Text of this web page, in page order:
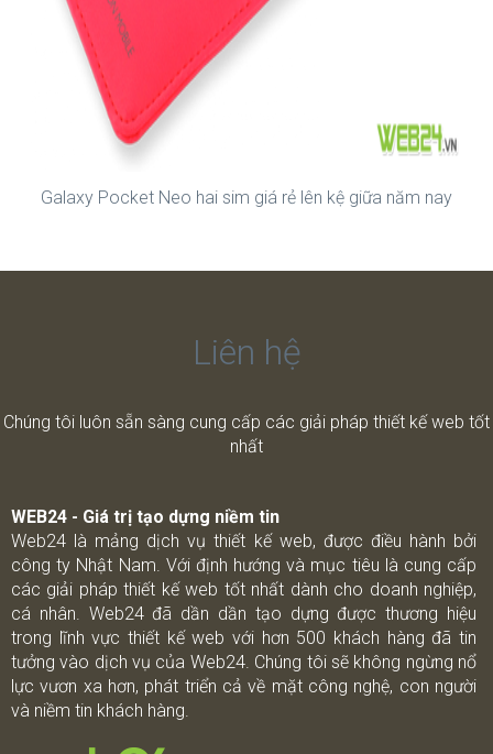
Galaxy Pocket Neo hai sim giá rẻ lên kệ giữa năm nay
Liên hệ
Chúng tôi luôn sẵn sàng cung cấp các giải pháp thiết kế web tốt
nhất
WEB24 - Giá trị tạo dựng niềm tin
Web24 là mảng dịch vụ thiết kế web, được điều hành bởi
công ty Nhật Nam. Với định hướng và mục tiêu là cung cấp
các giải pháp thiết kế web tốt nhất dành cho doanh nghiệp,
cá nhân. Web24 đã dần dần tạo dựng được thương hiệu
trong lĩnh vực thiết kế web với hơn 500 khách hàng đã tin
tưởng vào dịch vụ của Web24. Chúng tôi sẽ không ngừng nổ
lực vươn xa hơn, phát triển cả về mặt công nghệ, con người
và niềm tin khách hàng.